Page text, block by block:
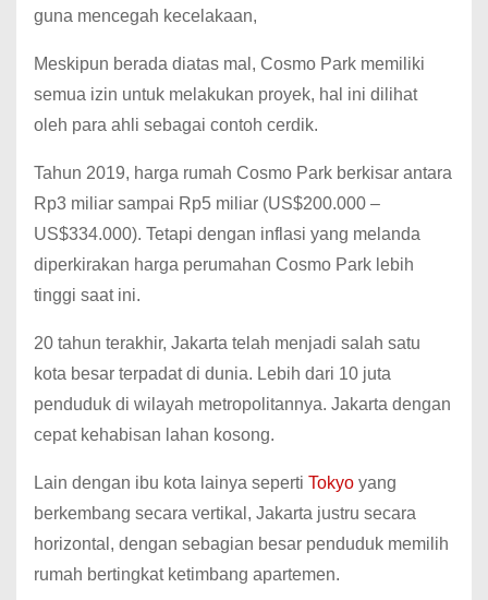
guna mencegah kecelakaan,
Meskipun berada diatas mal, Cosmo Park memiliki
semua izin untuk melakukan proyek, hal ini dilihat
oleh para ahli sebagai contoh cerdik.
Tahun 2019, harga rumah Cosmo Park berkisar antara
Rp3 miliar sampai Rp5 miliar (US$200.000 –
US$334.000). Tetapi dengan inflasi yang melanda
diperkirakan harga perumahan Cosmo Park lebih
tinggi saat ini.
20 tahun terakhir, Jakarta telah menjadi salah satu
kota besar terpadat di dunia. Lebih dari 10 juta
penduduk di wilayah metropolitannya. Jakarta dengan
cepat kehabisan lahan kosong.
Lain dengan ibu kota lainya seperti Tokyo yang
berkembang secara vertikal, Jakarta justru secara
horizontal, dengan sebagian besar penduduk memilih
rumah bertingkat ketimbang apartemen.